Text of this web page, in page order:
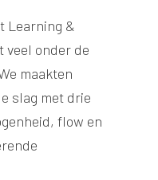
Learning &
veel onder de
maakten
slag met drie
flow en